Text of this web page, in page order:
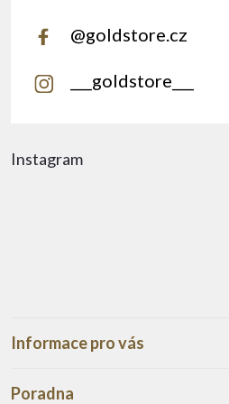
Instagram
Informace pro vás
Poradna
@goldstore.cz
___goldstore___